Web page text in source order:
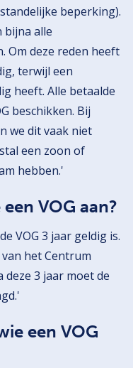
beperking).
bijna alle
Om deze reden heeft
terwijl een
heeft. Alle betaalde
beschikken. Bij
we dit vaak niet
een zoon of
hebben.'
VOG aan?
VOG 3 jaar geldig is.
het Centrum
deze 3 jaar moet de
een VOG